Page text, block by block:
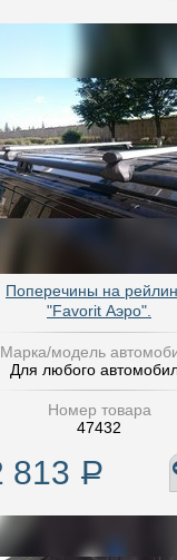
Поперечины на
"Favorit Аэро".
Марка/модель
Для любого
Номер товара
47432
813 Р